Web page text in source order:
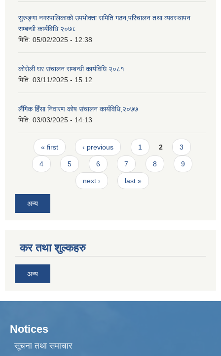
सुरुङ्गा नगरपालिकाको उपभोक्ता समिति गठन,परिचालन तथा व्यवस्थापन
सम्बन्धी कार्यविधि २०७८
मिति: 05/02/2025 - 12:38
कोसेली घर संचालन सम्बन्धी कार्यविधि २०८१
मिति: 03/11/2025 - 15:12
लैंगिक हिँसा निवारण कोष संचालन कार्यविधि,२०७७
मिति: 03/03/2025 - 14:13
Pages
« first ‹ previous 1 2 3
4 5 6 7 8 9
next › last »
अन्य
कर तथा शुल्कहरु
अन्य
Notices
सूचना तथा समाचार